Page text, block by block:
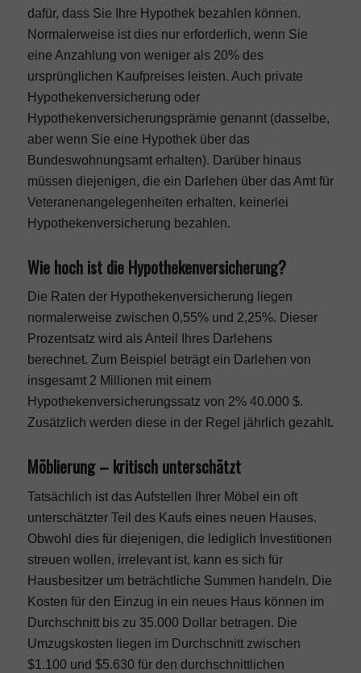
dafür, dass Sie Ihre Hypothek bezahlen können.
Normalerweise ist dies nur erforderlich, wenn Sie
eine Anzahlung von weniger als 20% des
ursprünglichen Kaufpreises leisten. Auch private
Hypothekenversicherung oder
Hypothekenversicherungsprämie genannt (dasselbe,
aber wenn Sie eine Hypothek über das
Bundeswohnungsamt erhalten). Darüber hinaus
müssen diejenigen, die ein Darlehen über das Amt für
Veteranenangelegenheiten erhalten, keinerlei
Hypothekenversicherung bezahlen.
Wie hoch ist die Hypothekenversicherung?
Die Raten der Hypothekenversicherung liegen
normalerweise zwischen 0,55% und 2,25%. Dieser
Prozentsatz wird als Anteil Ihres Darlehens
berechnet. Zum Beispiel beträgt ein Darlehen von
insgesamt 2 Millionen mit einem
Hypothekenversicherungssatz von 2% 40.000 $.
Zusätzlich werden diese in der Regel jährlich gezahlt.
Möblierung – kritisch unterschätzt
Tatsächlich ist das Aufstellen Ihrer Möbel ein oft
unterschätzter Teil des Kaufs eines neuen Hauses.
Obwohl dies für diejenigen, die lediglich Investitionen
streuen wollen, irrelevant ist, kann es sich für
Hausbesitzer um beträchtliche Summen handeln. Die
Kosten für den Einzug in ein neues Haus können im
Durchschnitt bis zu 35.000 Dollar betragen. Die
Umzugskosten liegen im Durchschnitt zwischen
$1.100 und $5.630 für den durchschnittlichen